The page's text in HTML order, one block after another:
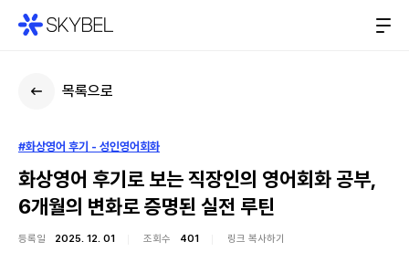
목록으로
#화상영어 후기 - 성인영어회화
화상영어 후기로 보는 직장인의 영어회화 공부,
6개월의 변화로 증명된 실전 루틴
등록일 2025. 12. 01 조회수 401 링크 복사하기